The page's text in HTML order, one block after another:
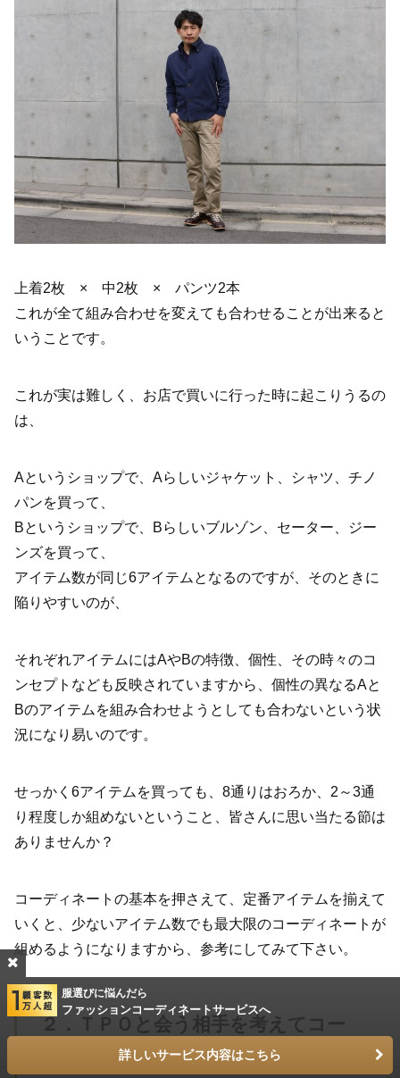
上着2枚 × 中2枚 × パンツ2本
これが全て組み合わせを変えても合わせることが出来ると
いうことです。
これが実は難しく、お店で買いに行った時に起こりうるの
は、
Aというショップで、 Aらしいジャケット、シャツ、チノ
パンを買って、
Bというショップで、 Bらしいブルゾン、セーター、ジー
ンズを買って、
アイテム数が同じ6アイテムとなるのですが、そのときに
陥りやすいのが、
それぞれアイテムにはAやBの特徴、個性、その時々のコ
ンセプトなども反映されていますから、個性の異なるAと
Bのアイテムを組み合わせようとしても合わないという状
況になり易いのです。
せっかく 6アイテムを買っても、 8通りはおろか、 2 ～3通
り程度しか組めないということ、皆さんに思い当たる節は
ありませんか？
コーディネートの基本を押さえて、定番アイテムを揃えて
いくと、少ないアイテム数でも最大限のコーディネートが
組めるようになりますから、参考にしてみて下さい。
２．ＴＰＯと会う相手を考えてコー
ディネートする
服選びに悩んだら
ファッションコーディネートサービスへ
詳しいサービス内容はこちら